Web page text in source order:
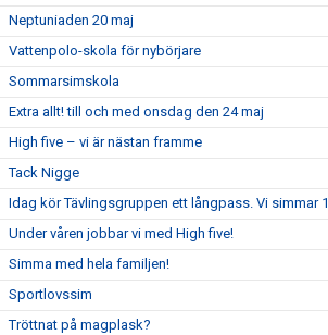
Neptuniaden 20 maj
Vattenpolo-skola för nybörjare
Sommarsimskola
Extra allt! till och med onsdag den 24 maj
High five – vi är nästan framme
Tack Nigge
Idag kör Tävlingsgruppen ett långpass. Vi simmar
Under våren jobbar vi med High five!
Simma med hela familjen!
Sportlovssim
Tröttnat på magplask?